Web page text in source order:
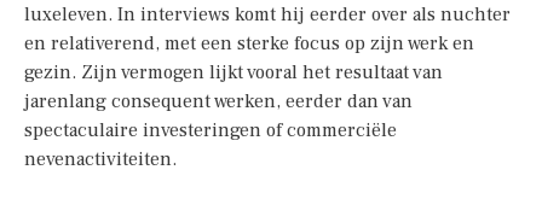
luxeleven. In interviews komt hij eerder over als nuchter
en relativerend, met een sterke focus op zijn werk en
gezin. Zijn vermogen lijkt vooral het resultaat van
jarenlang consequent werken, eerder dan van
spectaculaire investeringen of commerciële
nevenactiviteiten.